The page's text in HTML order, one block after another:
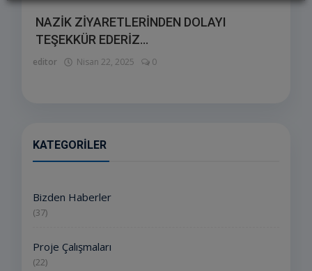
NAZİK ZİYARETLERİNDEN DOLAYI
TEŞEKKÜR EDERİZ...
editor Nisan 22, 2025 0
KATEGORILER
Bizden Haberler
(37)
Proje Çalışmaları
(22)